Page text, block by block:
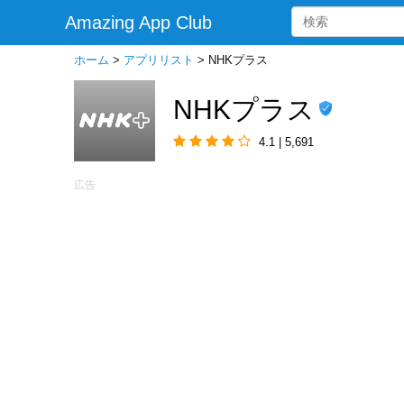
Amazing App Club
ホーム > アプリリスト > NHKプラス
NHKプラス
4.1 | 5,691
広告